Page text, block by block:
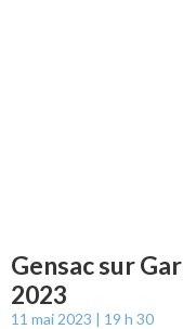
Gensac sur
2023
11 mai 2023 19 h 30